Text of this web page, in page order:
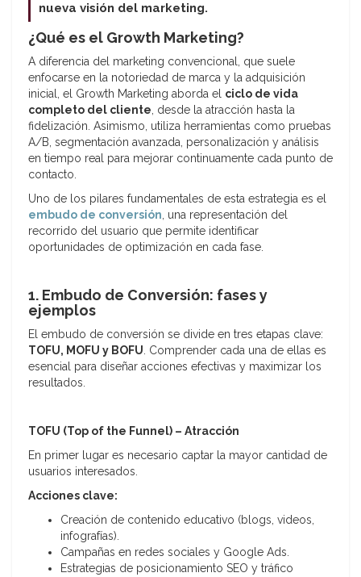
nueva visión del marketing.
¿Qué es el Growth Marketing?
A diferencia del marketing convencional, que suele
enfocarse en la notoriedad de marca y la adquisición
inicial, el Growth Marketing aborda el ciclo de vida
completo del cliente, desde la atracción hasta la
fidelización. Asimismo, utiliza herramientas como pruebas
A/B, segmentación avanzada, personalización y análisis
en tiempo real para mejorar continuamente cada punto de
contacto.
Uno de los pilares fundamentales de esta estrategia es el
embudo de conversión, una representación del
recorrido del usuario que permite identificar
oportunidades de optimización en cada fase.
1. Embudo de Conversión: fases y
ejemplos
El embudo de conversión se divide en tres etapas clave:
TOFU, MOFU y BOFU. Comprender cada una de ellas es
esencial para diseñar acciones efectivas y maximizar los
resultados.
TOFU (Top of the Funnel) – Atracción
En primer lugar es necesario captar la mayor cantidad de
usuarios interesados.
Acciones clave:
Creación de contenido educativo (blogs, videos,
infografías).
Campañas en redes sociales y Google Ads.
Estrategias de posicionamiento SEO y tráfico